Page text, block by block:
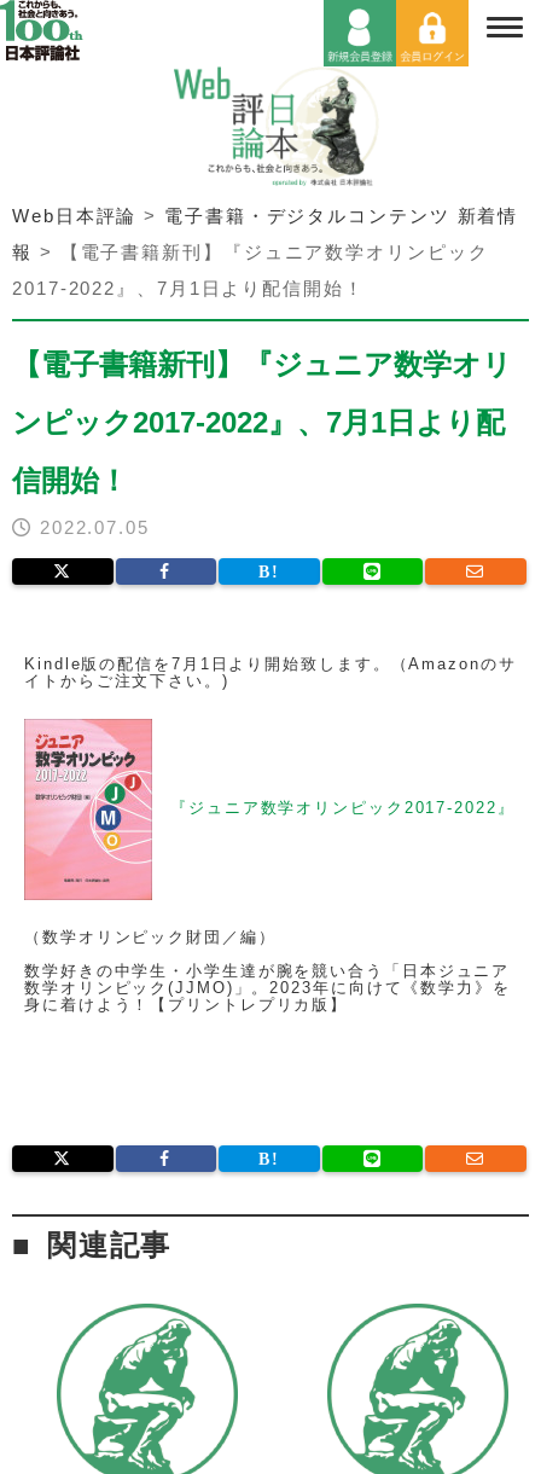
Web日本評論 > 電子書籍・デジタルコンテンツ 新着情
報 >
【電子書籍新刊】『ジュニア数学オリンピック
2017-2022』、7月1日より配信開始！
【電子書籍新刊】『ジュニア数学オリ
ンピック2017-2022』、7月1日より配
信開始！
2022.07.05
Kindle版の配信を7月1日より開始致します。（Amazonのサ
イトからご注文下さい。)
『ジュニア数学オリンピック2017-2022』
（数学オリンピック財団／編）
数学好きの中学生・小学生達が腕を競い合う「日本ジュニア
数学オリンピック(JJMO)」。2023年に向けて《数学力》を
身に着けよう！【プリントレプリカ版】
関連記事